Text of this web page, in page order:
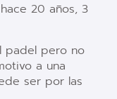
20 años, 3
padel pero no
a una
ser por las